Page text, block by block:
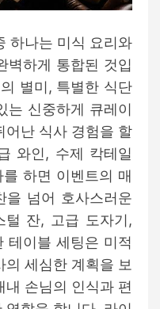
하나는 미식 요리와
벽하게 통합된 것입
별미, 특별한 식단
는 신중하게 큐레이
어난 식사 경험을 할
와인, 수제 칵테일
하면 이벤트의 매
을 넘어 호사스러운
털 잔, 고급 도자기,
테이블 세팅은 미적
세심한 계획을 보
손님의 인식과 편